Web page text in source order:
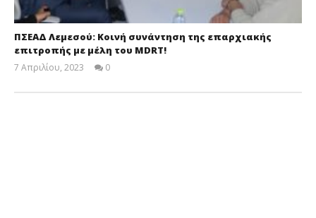
ΠΣΕΑΔ Λεμεσού: Κοινή συνάντηση της επαρχιακής
επιτροπής με μέλη του MDRT!
7 Απριλίου, 2023
Insurance
0